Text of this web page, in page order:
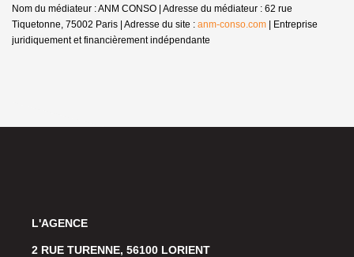
Nom du médiateur : ANM CONSO | Adresse du médiateur : 62 rue
Tiquetonne, 75002 Paris | Adresse du site : anm-conso.com | Entreprise
juridiquement et financièrement indépendante
L'AGENCE
2 RUE TURENNE, 56100 LORIENT